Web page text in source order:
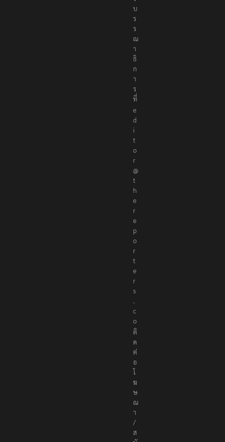
ง
บ
ร
ร
ณ
า
ธิ
ก
า
ร
ที่
e
d
i
t
o
r
@
t
h
e
r
e
p
o
r
t
e
r
s
.
c
o
ติ
ด
ต่
อ
โ
ฆ
ษ
ณ
า
/